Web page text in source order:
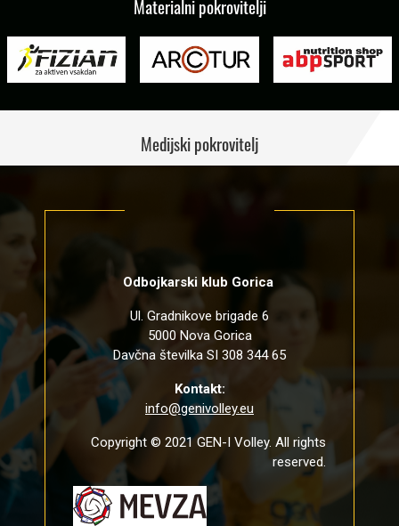
Medijski pokrovitelj
Materialni pokrovitelji
Odbojkarski klub Gorica
Ul. Gradnikove brigade 6
5000 Nova Gorica
Davčna številka SI 308 344 65
Kontakt:
info@genivolley.eu
Copyright © 2021 GEN-I Volley. All rights
reserved.